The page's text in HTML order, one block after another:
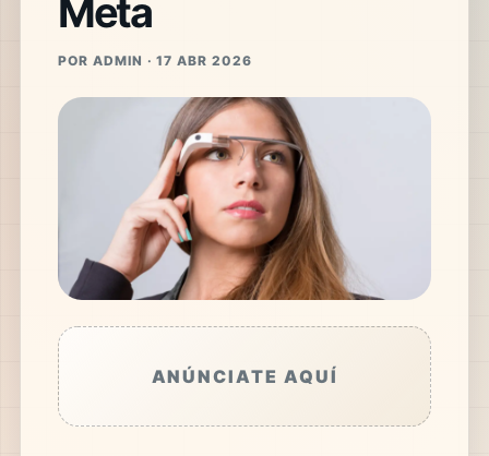
Meta
POR ADMIN · 17 ABR 2026
ANÚNCIATE AQUÍ